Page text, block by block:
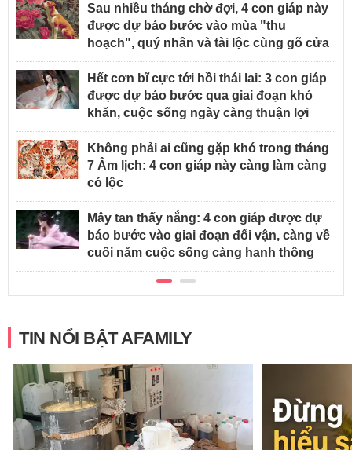
Sau nhiều tháng chờ đợi, 4 con giáp này
được dự báo bước vào mùa "thu
hoạch", quý nhân và tài lộc cùng gõ cửa
Hết cơn bĩ cực tới hồi thái lai: 3 con giáp
được dự báo bước qua giai đoạn khó
khăn, cuộc sống ngày càng thuận lợi
Không phải ai cũng gặp khó trong tháng
7 Âm lịch: 4 con giáp này càng làm càng
có lộc
Mây tan thấy nắng: 4 con giáp được dự
báo bước vào giai đoạn đổi vận, càng về
cuối năm cuộc sống càng hanh thông
TIN NỔI BẬT AFAMILY